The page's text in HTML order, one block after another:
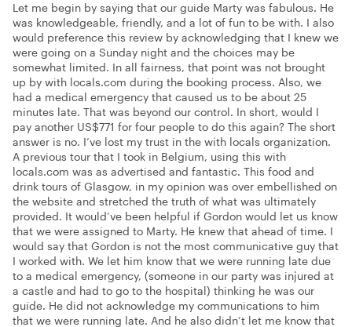
Let me begin by saying that our guide Marty was fabulous. He
was knowledgeable, friendly, and a lot of fun to be with. I also
would preference this review by acknowledging that I knew we
were going on a Sunday night and the choices may be
somewhat limited. In all fairness, that point was not brought
up by with locals.com during the booking process. Also, we
had a medical emergency that caused us to be about 25
minutes late. That was beyond our control. In short, would I
pay another US$771 for four people to do this again? The short
answer is no. I’ve lost my trust in the with locals organization.
A previous tour that I took in Belgium, using this with
locals.com was as advertised and fantastic. This food and
drink tours of Glasgow, in my opinion was over embellished on
the website and stretched the truth of what was ultimately
provided. It would’ve been helpful if Gordon would let us know
that we were assigned to Marty. He knew that ahead of time. I
would say that Gordon is not the most communicative guy that
I worked with. We let him know that we were running late due
to a medical emergency, (someone in our party was injured at
a castle and had to go to the hospital) thinking he was our
guide. He did not acknowledge my communications to him
that we were running late. And he also didn’t let me know that